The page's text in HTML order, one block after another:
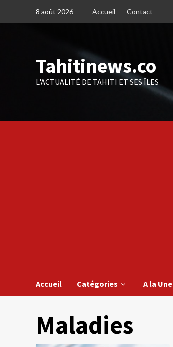
8 août 2026 Accueil Contact
Tahitinews.co
L'ACTUALITÉ DE TAHITI ET SES ÎLES
Accueil Catégories A la Une
Maladies